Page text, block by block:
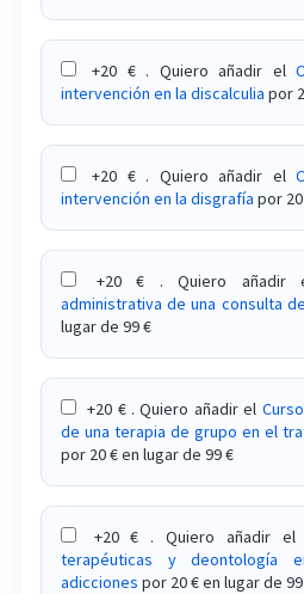
Curso sobre el
eréctil (impotencia)
Curso sobre el
encopresis
Curso sobre el
precoz
Curso sobre el tratamiento
Curso sobre el
Curso sobre el
Curso sobre el
ansiedad por enfermedad
+20 € . Quiero añadir el
intervención en la discalculia por
+20 € . Quiero añadir el
intervención en la disgrafía por
+20 € . Quiero
administrativa de una consulta
lugar de 99 €
+20 € . Quiero añadir el
de una terapia de grupo en el
por 20 € en lugar de 99 €
+20 € . Quiero añadir
terapéuticas y deontología
adicciones por 20 € en lugar de